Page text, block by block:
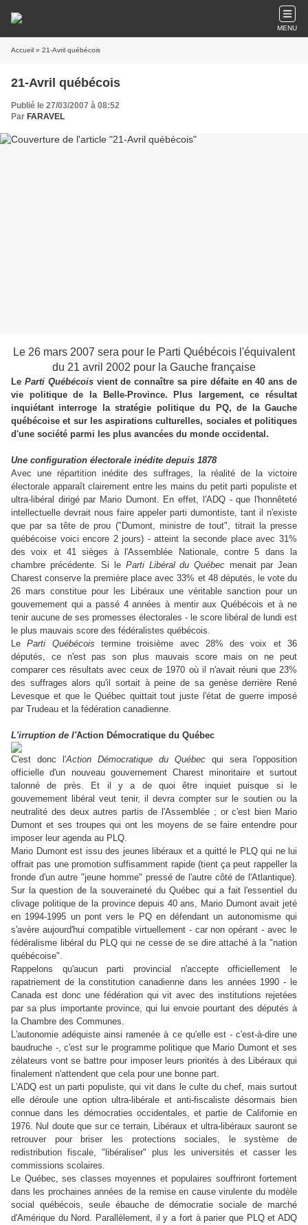
MENU
Accueil » 21-Avril québécois
21-Avril québécois
Publié le 27/03/2007 à 08:52
Par FARAVEL
Le 26 mars 2007 sera pour le Parti Québécois l'équivalent
du 21 avril 2002 pour la Gauche française
Le Parti Québécoisvient de connaître sa pire défaite en 40 ans de
vie politique de la Belle-Province. Plus largement, ce résultat
inquiétant interroge la stratégie politique du PQ, de la Gauche
québécoise et sur les aspirations culturelles, sociales et politiques
d'une société parmi les plus avancées du monde occidental.
Une configuration électorale inédite depuis 1878
Avec une répartition inédite des suffrages, la réalité de la victoire
électorale apparaît clairement entre les mains du petit parti populiste et
ultra-libéral dirigé par Mario Dumont. En effet, l'ADQ - que l'honnêteté
intellectuelle devrait nous faire appeler parti dumontiste, tant il n'existe
que par sa tête de prou ("Dumont, ministre de tout", titrait la presse
québécoise voici encore 2 jours) - atteint la seconde place avec 31%
des voix et 41 sièges à l'Assemblée Nationale, contre 5 dans la
chambre précédente. Si le Parti Libéral du Québecmenait par Jean
Charest conserve la première place avec 33% et 48 députés, le vote du
26 mars constitue pour les Libéraux une véritable sanction pour un
gouvernement qui a passé 4 années à mentir aux Québécois et à ne
tenir aucune de ses promesses électorales - le score libéral de lundi est
le plus mauvais score des fédéralistes québécois.
LeParti Québécois termine troisième avec 28% des voix et 36
députés, ce n'est pas son plus mauvais score mais on ne peut
comparer ces résultats avec ceux de 1970 où il n'avait réuni que 23%
des suffrages alors qu'il sortait à peine de sa genèse derrière René
Levesque et que le Québec quittait tout juste l'état de guerre imposé
par Trudeau et la fédération canadienne.
L'irruption de l'Action Démocratique du Québec
C'est donc l'Action Démocratique du Québec qui sera l'opposition
officielle d'un nouveau gouvernement Charest minoritaire et surtout
talonné de près. Et il y a de quoi être inquiet puisque si le
gouvernement libéral veut tenir, il devra compter sur le soutien ou la
neutralité des deux autres partis de l'Assemblée ; or c'est bien Mario
Dumont et ses troupes qui ont les moyens de se faire entendre pour
imposer leur agenda au PLQ.
Mario Dumont est issu des jeunes libéraux et a quitté le PLQ qui ne lui
offrait pas une promotion suffisamment rapide (tient ça peut rappeller la
fronde d'un autre "jeune homme" pressé de l'autre côté de l'Atlantique).
Sur la question de la souveraineté du Québec qui a fait l'essentiel du
clivage politique de la province depuis 40 ans, Mario Dumont avait jeté
en 1994-1995 un pont vers le PQ en défendant un autonomisme qui
s'avère aujourd'hui compatible virtuellement - car non opérant - avec le
fédéralisme libéral du PLQ qui ne cesse de se dire attaché à la "nation
québécoise".
Rappelons qu'aucun parti provincial n'accepte officiellement le
rapatriement de la constitution canadienne dans les années 1990 - le
Canada est donc une fédération qui vit avec des institutions rejetées
par sa plus importante province, qui lui envoie pourtant des députés à
la Chambre des Communes.
L'autonomie adéquiste ainsi ramenée à ce qu'elle est - c'est-à-dire une
baudruche -, c'est sur le programme politique que Mario Dumont et ses
zélateurs vont se battre pour imposer leurs priorités à des Libéraux qui
finalement n'attendent que cela pour une bonne part.
L'ADQ est un parti populiste, qui vit dans le culte du chef, mais surtout
elle déroule une option ultra-libérale et anti-fiscaliste désormais bien
connue dans les démocraties occidentales, et partie de Californie en
1976. Nul doute que sur ce terrain, Libéraux et ultra-libéraux sauront se
retrouver pour briser les protections sociales, le système de
redistribution fiscale, "libéraliser" plus les universités et casser les
commissions scolaires.
Le Québec, ses classes moyennes et populaires souffriront fortement
dans les prochaines années de la remise en cause virulente du modèle
social québécois, seule ébauche de démocratie sociale de marché
d'Amérique du Nord. Parallèlement, il y a fort à parier que PLQ et ADQ